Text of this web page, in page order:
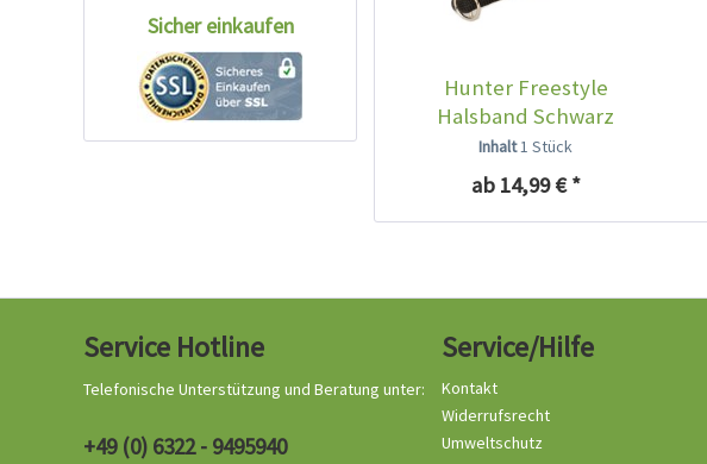
Sicher einkaufen
Hunter Freestyle
Halsband Schwarz
Inhalt1 Stück
ab 14,99 € *
Service Hotline
Telefonische Unterstützung und Beratung unter:
+49 (0) 6322 - 9495940
Service/Hilfe
Kontakt
Widerrufsrecht
Umweltschutz